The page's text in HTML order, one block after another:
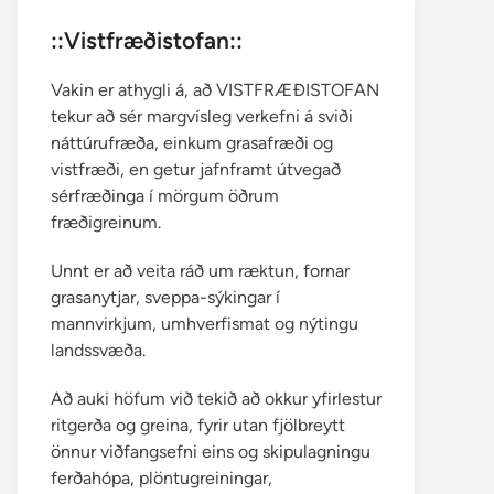
::Vistfræðistofan::
Vakin er athygli á, að VISTFRÆÐISTOFAN
tekur að sér margvísleg verkefni á sviði
náttúrufræða, einkum grasafræði og
vistfræði, en getur jafnframt útvegað
sérfræðinga í mörgum öðrum
fræðigreinum.
Unnt er að veita ráð um ræktun, fornar
grasanytjar, sveppa-sýkingar í
mannvirkjum, umhverfismat og nýtingu
landssvæða.
Að auki höfum við tekið að okkur yfirlestur
ritgerða og greina, fyrir utan fjölbreytt
önnur viðfangsefni eins og skipulagningu
ferðahópa, plöntugreiningar,